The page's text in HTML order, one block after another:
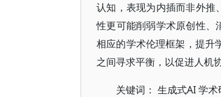
认知，表现为内插而非外推
性更可能削弱学术原创性、
相应的学术伦理框架，提升
之间寻求平衡，以促进人机
关键词： 生成式AI 学